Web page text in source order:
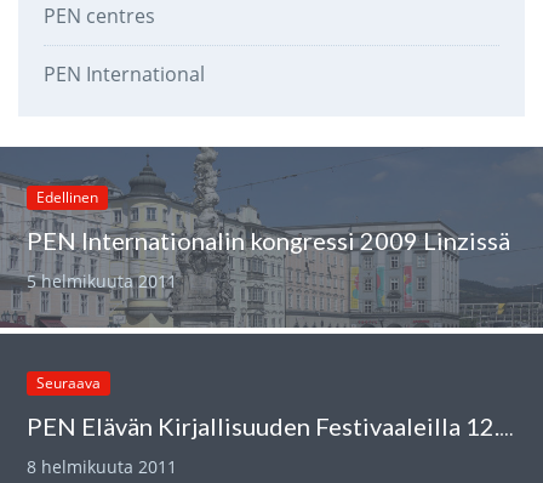
PEN centres
PEN International
Edellinen
PEN Internationalin kongressi 2009 Linzissä
5 helmikuuta 2011
Seuraava
PEN Elävän Kirjallisuuden Festivaaleilla 12.2.2011
8 helmikuuta 2011